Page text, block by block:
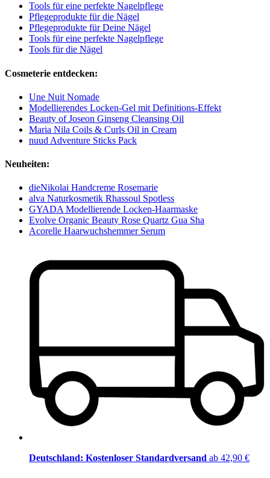
Tools für eine perfekte Nagelpflege
Pflegeprodukte für die Nägel
Pflegeprodukte für Deine Nägel
Tools für eine perfekte Nagelpflege
Tools für die Nägel
Cosmeterie entdecken:
Une Nuit Nomade
Modellierendes Locken-Gel mit Definitions-Effekt
Beauty of Joseon Ginseng Cleansing Oil
Maria Nila Coils & Curls Oil in Cream
nuud Adventure Sticks Pack
Neuheiten:
dieNikolai Handcreme Rosemarie
alva Naturkosmetik Rhassoul Spotless
GYADA Modellierende Locken-Haarmaske
Evolve Organic Beauty Rose Quartz Gua Sha
Acorelle Haarwuchshemmer Serum
Deutschland: Kostenloser Standardversand ab 42,90 €